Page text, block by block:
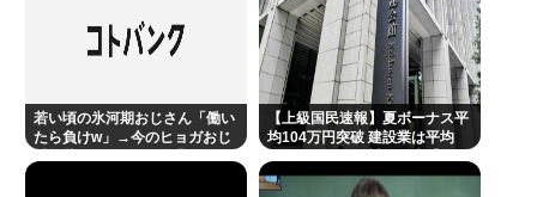
若い頃の氷河期おじさん「働い
たら負けw」→今のヒョガおじ
【上級国民速報】夏ボーナス平
均104万円突破 建設業は平均
社93万人、全就業者の1%強